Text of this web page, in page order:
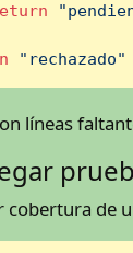
"rechazado"
líneas
cobertura de